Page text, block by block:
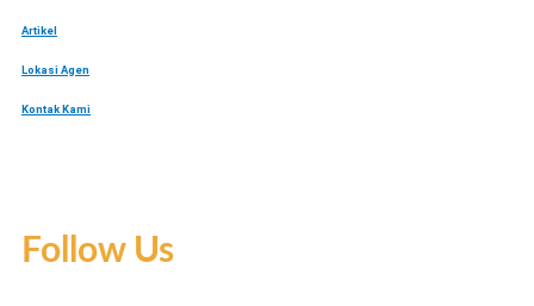
Artikel
Lokasi Agen
Kontak Kami
Follow Us